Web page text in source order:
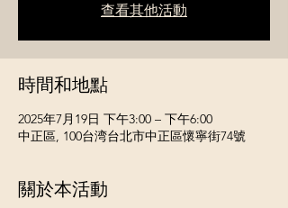
查看其他活動
時間和地點
2025年7月19日 下午3:00 – 下午6:00
中正區, 100台湾台北市中正區懷寧街74號
關於本活動